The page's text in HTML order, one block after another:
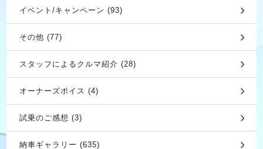
イベント/キャンペーン (93)
その他 (77)
スタッフによるクルマ紹介 (28)
オーナーズボイス (4)
試乗のご感想 (3)
納車ギャラリー (635)